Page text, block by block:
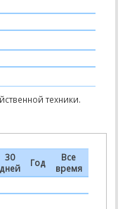
техники.
30
дней
Год
Все
время